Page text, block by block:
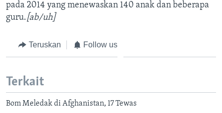
pada 2014 yang menewaskan 140 anak dan beberapa
guru.[ab/uh]
Teruskan Follow us
Terkait
Bom Meledak di Afghanistan, 17 Tewas